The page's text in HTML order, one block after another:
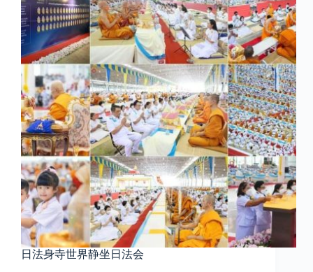
日法身寺世界静坐日法会